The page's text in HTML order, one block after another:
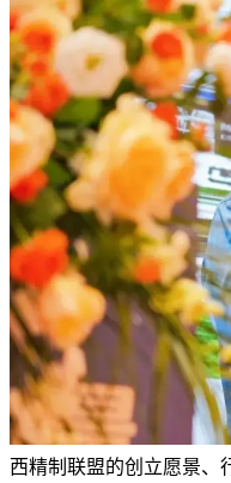
西精制联盟的创立愿景、